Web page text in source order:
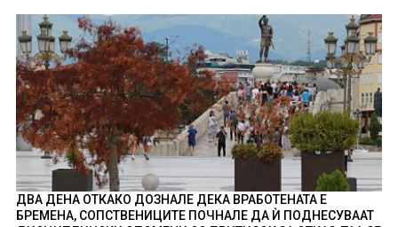
ДВА ДЕНА ОТКАКО ДОЗНАЛЕ ДЕКА ВРАБОТЕНАТА Е
БРЕМЕНА, СОПСТВЕНИЦИТЕ ПОЧНАЛЕ ДА Ѝ ПОДНЕСУВААТ